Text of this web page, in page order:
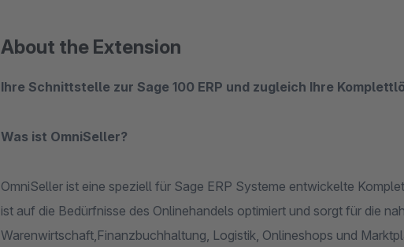
About the Extension
Ihre Schnittstelle zur Sage 100 ERP und zugleich Ihre
Was ist OmniSeller?
OmniSeller ist eine speziell für Sage ERP Systeme entwickelte
ist auf die Bedürfnisse des Onlinehandels optimiert und sorgt für die
Warenwirtschaft,Finanzbuchhaltung, Logistik, Onlineshops und